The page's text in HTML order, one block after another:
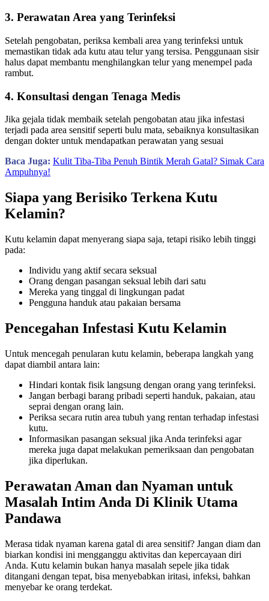
3. Perawatan Area yang Terinfeksi
Setelah pengobatan, periksa kembali area yang terinfeksi untuk
memastikan tidak ada kutu atau telur yang tersisa. Penggunaan sisir
halus dapat membantu menghilangkan telur yang menempel pada
rambut.
4. Konsultasi dengan Tenaga Medis
Jika gejala tidak membaik setelah pengobatan atau jika infestasi
terjadi pada area sensitif seperti bulu mata, sebaiknya konsultasikan
dengan dokter untuk mendapatkan perawatan yang sesuai
Baca Juga: Kulit Tiba-Tiba Penuh Bintik Merah Gatal? Simak Cara
Ampuhnya!
Siapa yang Berisiko Terkena Kutu
Kelamin?
Kutu kelamin dapat menyerang siapa saja, tetapi risiko lebih tinggi
pada:
Individu yang aktif secara seksual
Orang dengan pasangan seksual lebih dari satu
Mereka yang tinggal di lingkungan padat
Pengguna handuk atau pakaian bersama
Pencegahan Infestasi Kutu Kelamin
Untuk mencegah penularan kutu kelamin, beberapa langkah yang
dapat diambil antara lain:
Hindari kontak fisik langsung dengan orang yang terinfeksi.
Jangan berbagi barang pribadi seperti handuk, pakaian, atau
seprai dengan orang lain.
Periksa secara rutin area tubuh yang rentan terhadap infestasi
kutu.
Informasikan pasangan seksual jika Anda terinfeksi agar
mereka juga dapat melakukan pemeriksaan dan pengobatan
jika diperlukan.
Perawatan Aman dan Nyaman untuk
Masalah Intim Anda Di Klinik Utama
Pandawa
Merasa tidak nyaman karena gatal di area sensitif? Jangan diam dan
biarkan kondisi ini mengganggu aktivitas dan kepercayaan diri
Anda. Kutu kelamin bukan hanya masalah sepele jika tidak
ditangani dengan tepat, bisa menyebabkan iritasi, infeksi, bahkan
menyebar ke orang terdekat.